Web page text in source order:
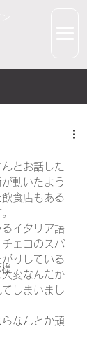
とお話した
動いたよう
食店もある
イタリア語
ェコのスパ
りしている
変なんだか
しまいまし
なんとか頑